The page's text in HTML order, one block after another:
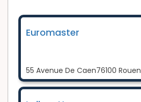
Euromaster
55 Avenue De Caen76100 Rouen